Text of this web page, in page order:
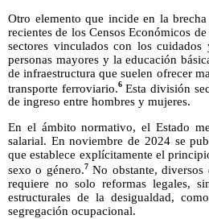
Otro elemento que incide en la
recientes de los Censos Económicos
sectores vinculados con los
personas mayores y la educación
de infraestructura que suelen ofrecer
transporte ferroviario.6Esta división
de ingreso entre hombres y mujeres.
En el ámbito normativo, el Estado
salarial. En noviembre de 2024 se
que establece explícitamente el
sexo o género.7 No obstante,
requiere no solo reformas legales,
estructurales de la desigualdad,
segregación ocupacional.